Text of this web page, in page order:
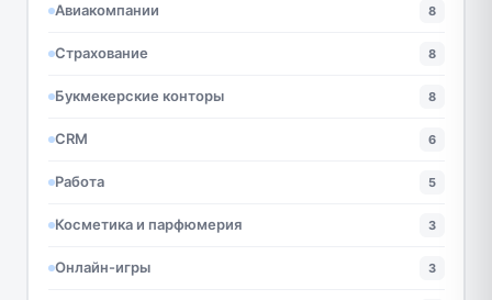
Авиакомпании 8
Страхование 8
Букмекерские конторы 8
CRM 6
Работа 5
Косметика и парфюмерия 3
Онлайн-игры 3